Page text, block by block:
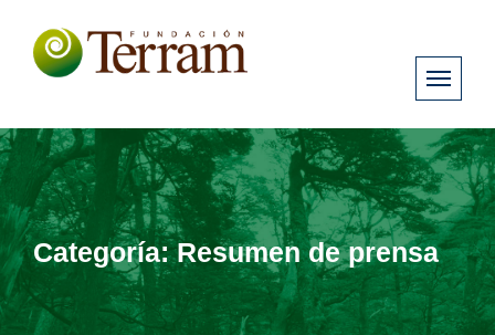
Categoría:Resumen de prensa